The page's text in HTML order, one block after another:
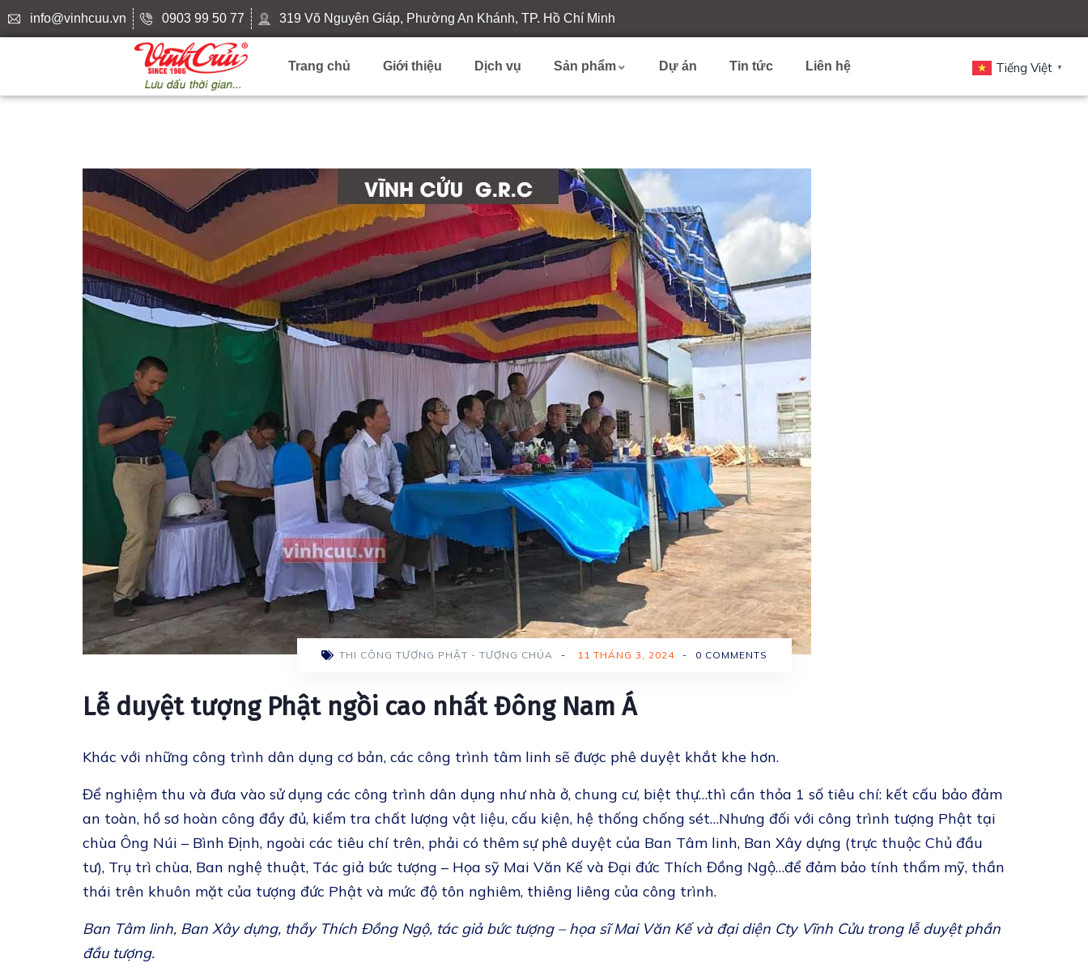
info@vinhcuu.vn 0903 99 50 77 319 Võ Nguyên Giáp, Phường An Khánh, TP. Hồ Chí Minh
Trang chủ Giới thiệu Dịch vụ Sản phẩm Dự án Tin tức Liên hệ Tiếng Việt ▼
THI CÔNG TƯỢNG PHẬT - TƯỢNG CHÚA - 11 THÁNG 3, 2024 - 0 COMMENTS
Lễ duyệt tượng Phật ngồi cao nhất Đông Nam Á
Khác với những công trình dân dụng cơ bản, các công trình tâm linh sẽ được phê duyệt khắt khe hơn.
Để nghiệm thu và đưa vào sử dụng các công trình dân dụng như nhà ở, chung cư, biệt thự…thì cần thỏa 1 số tiêu chí: kết cấu bảo đảm
an toàn, hồ sơ hoàn công đầy đủ, kiểm tra chất lượng vật liệu, cấu kiện, hệ thống chống sét…Nhưng đối với công trình tượng Phật tại
chùa Ông Núi – Bình Định, ngoài các tiêu chí trên, phải có thêm sự phê duyệt của Ban Tâm linh, Ban Xây dựng (trực thuộc Chủ đầu
tư), Trụ trì chùa, Ban nghệ thuật, Tác giả bức tượng – Họa sỹ Mai Văn Kế và Đại đức Thích Đồng Ngộ…để đảm bảo tính thẩm mỹ, thần
thái trên khuôn mặt của tượng đức Phật và mức độ tôn nghiêm, thiêng liêng của công trình.
Ban Tâm linh, Ban Xây dựng, thầy Thích Đồng Ngộ, tác giả bức tượng – họa sĩ Mai Văn Kế và đại diện Cty Vĩnh Cửu trong lễ duyệt phần
đầu tượng.